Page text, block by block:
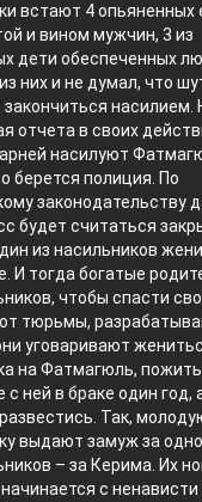
Правосyдие
напрокат
встают 4 опьяненных
и вином мужчин, 3 из
дети обеспеченных
них и не думал, что
насилием.
отчета в своих
насилуют
берется полиция. По
законодательству
будет считаться
из насильников
И тогда богатые
чтобы спасти
тюрьмы,
уговаривают
на Фатмагюль, пожить
с ней в браке один год,
Так,
выдают замуж за
– за Керима. Их
с ненависти